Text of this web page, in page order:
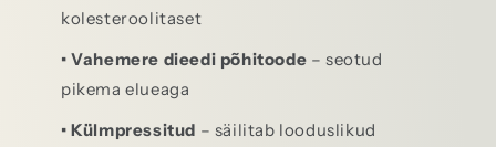
kolesteroolitaset
• Vahemere dieedi põhitoode – seotud
pikema elueaga
• Külmpressitud – säilitab looduslikud